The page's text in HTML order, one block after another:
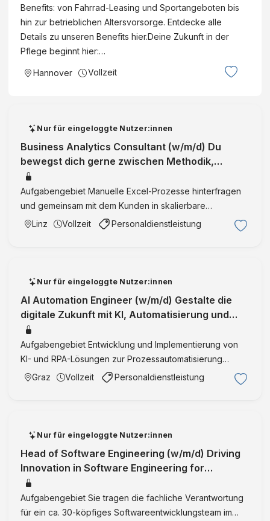
Benefits: von Fahrrad-Leasing und Sportangeboten bis
hin zur betrieblichen Altersvorsorge. Entdecke alle
Details zu unseren Benefits hier.Deine Zukunft in der
Pflege beginnt hier:…
Hannover Vollzeit
Nur für eingeloggte Nutzer:innen
Business Analytics Consultant (w/m/d) Du
bewegst dich gerne zwischen Methodik,
Software und Kundenberatung Wien, Linz, W
Aufgabengebiet Manuelle Excel-Prozesse hinterfragen
und gemeinsam mit dem Kunden in skalierbare
Softwarelösungen überführen Unterstützung von Kunden
bei Fragestellungen wie: Welche Auswirkungen hat eine
Linz Vollzeit Personaldienstleistung
Nur für eingeloggte Nutzer:innen
AI Automation Engineer (w/m/d) Gestalte die
digitale Zukunft mit KI, Automatisierung und
smarten Prozessen. Graz-Umgebun
Aufgabengebiet Entwicklung und Implementierung von
KI- und RPA-Lösungen zur Prozessautomatisierung
Aufbau von Data Pipelines sowie Entwicklung von
Graz Vollzeit Personaldienstleistung
Nur für eingeloggte Nutzer:innen
Head of Software Engineering (w/m/d) Driving
Innovation in Software Engineering for
Automated Logistics Solutions Linz M
Aufgabengebiet Sie tragen die fachliche Verantwortung
für ein ca. 30-köpfiges Softwareentwicklungsteam im